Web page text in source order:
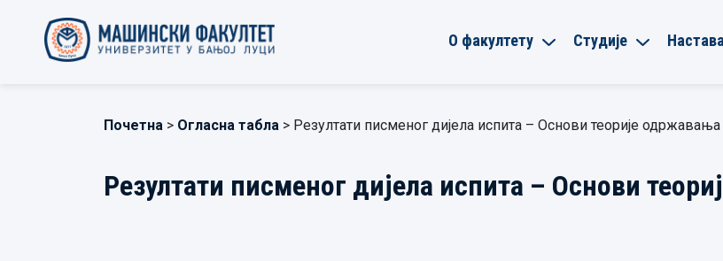
О факултету Студије Настава
Почетна > Огласна табла > Резултати писменог дијела испита – Основи теорије одржавања
Резултати писменог дијела испита – Основи